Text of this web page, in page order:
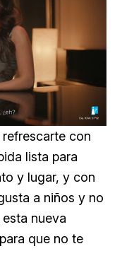
con
lista para
y lugar, y con
a niños y no
nueva
que no te